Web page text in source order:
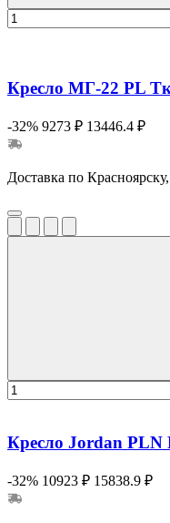
Кресло МГ-22 PL
-32% 9273 ₽ 13446.4 ₽
Доставка по
Кресло Jordan PLN
-32% 10923 ₽ 15838.9 ₽